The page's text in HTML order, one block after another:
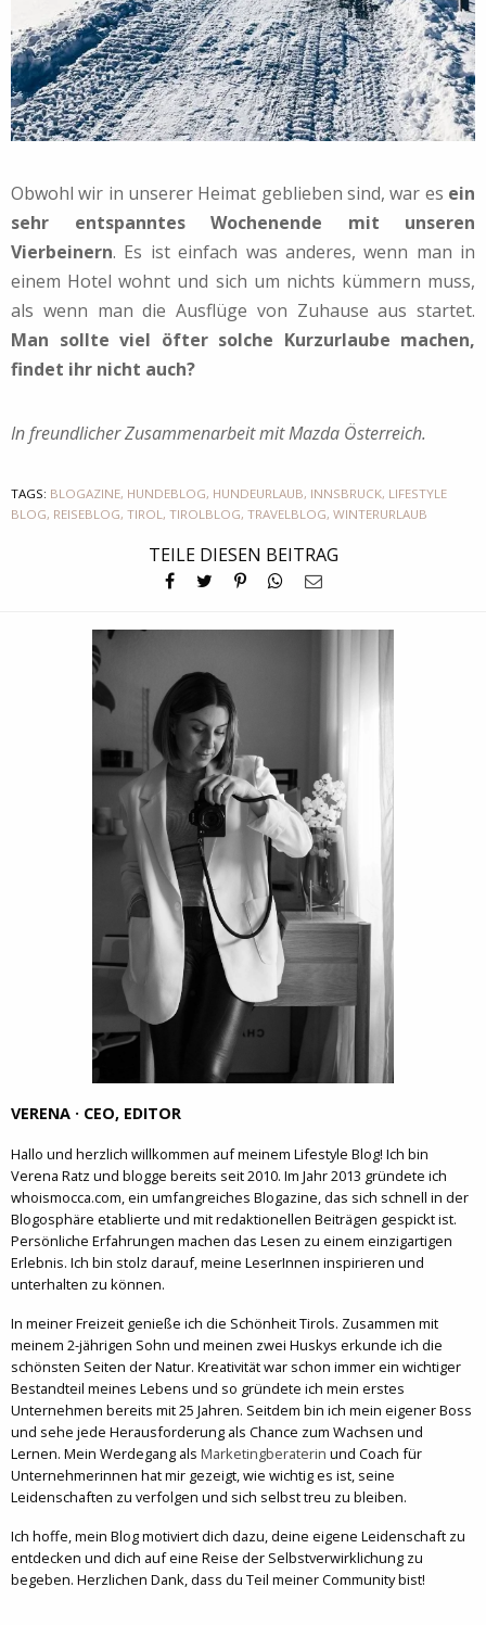
Obwohl wir in unserer Heimat geblieben sind, war es ein
sehr entspanntes Wochenende mit unseren
Vierbeinern. Es ist einfach was anderes, wenn man in
einem Hotel wohnt und sich um nichts kümmern muss,
als wenn man die Ausflüge von Zuhause aus startet.
Man sollte viel öfter solche Kurzurlaube machen,
findet ihr nicht auch?
In freundlicher Zusammenarbeit mit Mazda Österreich.
TAGS: BLOGAZINE, HUNDEBLOG, HUNDEURLAUB, INNSBRUCK, LIFESTYLE
BLOG, REISEBLOG, TIROL , TIROLBLOG, TRAVELBLOG, WINTERURLAUB
TEILE DIESEN BEITRAG
VERENA · CEO, EDITOR
Hallo und herzlich willkommen auf meinem Lifestyle Blog! Ich bin
Verena Ratz und blogge bereits seit 2010. Im Jahr 2013 gründete ich
whoismocca.com, ein umfangreiches Blogazine, das sich schnell in der
Blogosphäre etablierte und mit redaktionellen Beiträgen gespickt ist.
Persönliche Erfahrungen machen das Lesen zu einem einzigartigen
Erlebnis. Ich bin stolz darauf, meine LeserInnen inspirieren und
unterhalten zu können.
In meiner Freizeit genieße ich die Schönheit Tirols. Zusammen mit
meinem 2-jährigen Sohn und meinen zwei Huskys erkunde ich die
schönsten Seiten der Natur. Kreativität war schon immer ein wichtiger
Bestandteil meines Lebens und so gründete ich mein erstes
Unternehmen bereits mit 25 Jahren. Seitdem bin ich mein eigener Boss
und sehe jede Herausforderung als Chance zum Wachsen und
Lernen. Mein Werdegang als Marketingberaterin und Coach für
Unternehmerinnen hat mir gezeigt, wie wichtig es ist, seine
Leidenschaften zu verfolgen und sich selbst treu zu bleiben.
Ich hoffe, mein Blog motiviert dich dazu, deine eigene Leidenschaft zu
entdecken und dich auf eine Reise der Selbstverwirklichung zu
begeben. Herzlichen Dank, dass du Teil meiner Community bist!